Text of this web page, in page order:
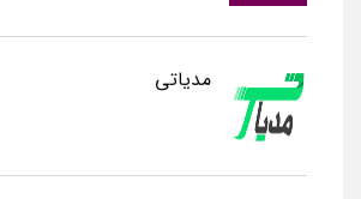
مدیاتی